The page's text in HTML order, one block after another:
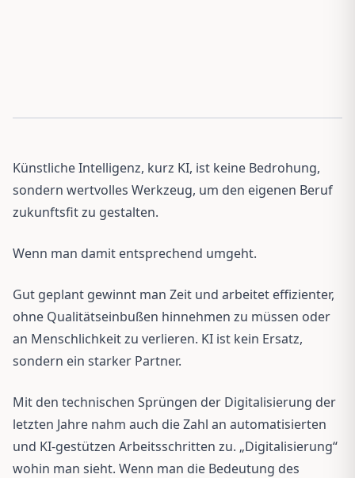
Künstliche Intelligenz, kurz KI, ist keine Bedrohung,
sondern wertvolles Werkzeug, um den eigenen Beruf
zukunftsfit zu gestalten.
Wenn man damit entsprechend umgeht.
Gut geplant gewinnt man Zeit und arbeitet effizienter,
ohne Qualitätseinbußen hinnehmen zu müssen oder
an Menschlichkeit zu verlieren. KI ist kein Ersatz,
sondern ein starker Partner.
Mit den technischen Sprüngen der Digitalisierung der
letzten Jahre nahm auch die Zahl an automatisierten
und KI-gestützen Arbeitsschritten zu. „Digitalisierung“
wohin man sieht. Wenn man die Bedeutung des